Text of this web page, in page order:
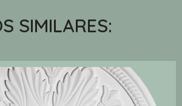
SIMILARES: